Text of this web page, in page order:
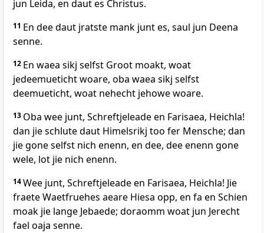
jun Leida, en daut es Christus.
11 En dee daut jratste mank junt es, saul jun Deena
senne.
12 En waea sikj selfst Groot moakt, woat
jedeemueticht woare, oba waea sikj selfst
deemueticht, woat nehecht jehowe woare.
13 Oba wee junt, Schreftjeleade en Farisaea, Heichla!
dan jie schlute daut Himelsrikj too fer Mensche; dan
jie gone selfst nich enenn, en dee, dee enenn gone
wele, lot jie nich enenn.
14Wee junt, Schreftjeleade en Farisaea, Heichla! Jie
fraete Waetfruehes aeare Hiesa opp, en fa en Schien
moak jie lange Jebaede; doraomm woat jun Jerecht
fael oaja senne.